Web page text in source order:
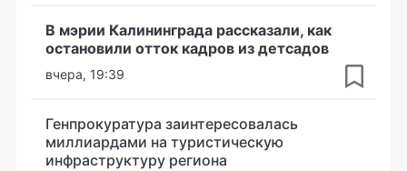
В мэрии Калининграда рассказали, как
остановили отток кадров из детсадов
вчера, 19:39
Генпрокуратура заинтересовалась
миллиардами на туристическую
инфраструктуру региона